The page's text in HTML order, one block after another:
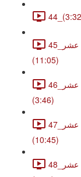
45_استــنــباط المتطلبات و التعاون - الجزء الحادى عشر
(11:05)
46_استــنــباط المتطلبات و التعاون - الجزء الثاني عشر
(3:46)
47_استــنــباط المتطلبات و التعاون - الجزء الثالث عشر
(10:45)
48_استــنــباط المتطلبات و التعاون - الجزء الرابع عشر